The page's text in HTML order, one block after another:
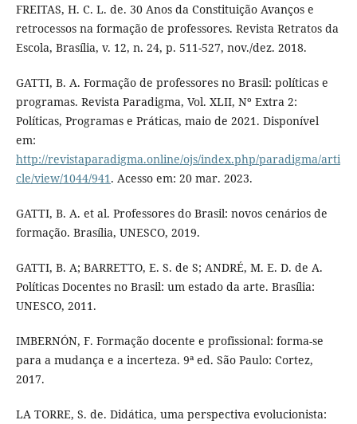
FREITAS, H. C. L. de. 30 Anos da Constituição Avanços e
retrocessos na formação de professores. Revista Retratos da
Escola, Brasília, v. 12, n. 24, p. 511-527, nov./dez. 2018.
GATTI, B. A. Formação de professores no Brasil: políticas e
programas. Revista Paradigma, Vol. XLII, Nº Extra 2:
Políticas, Programas e Práticas, maio de 2021. Disponível
em:
http://revistaparadigma.online/ojs/index.php/paradigma/arti
cle/view/1044/941 . Acesso em: 20 mar. 2023.
GATTI, B. A. et al. Professores do Brasil: novos cenários de
formação. Brasília, UNESCO, 2019.
GATTI, B. A; BARRETTO, E. S. de S; ANDRÉ, M. E. D. de A.
Políticas Docentes no Brasil: um estado da arte. Brasília:
UNESCO, 2011.
IMBERNÓN, F. Formação docente e profissional: forma-se
para a mudança e a incerteza. 9ª ed. São Paulo: Cortez,
2017.
LA TORRE, S. de. Didática, uma perspectiva evolucionista: